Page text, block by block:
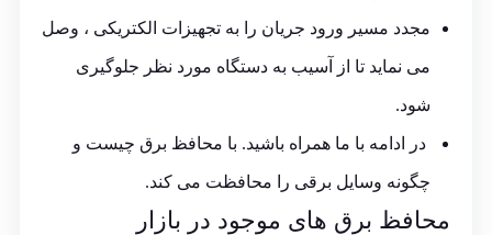
مجدد مسیر ورود جریان را به تجهیزات الکتریکی ، وصل
می نماید تا از آسیب به دستگاه مورد نظر جلوگیری
شود.
در ادامه با ما همراه باشید. با محافظ برق چیست و
چگونه وسایل برقی را محافظت می کند.
محافظ برق های موجود در بازار